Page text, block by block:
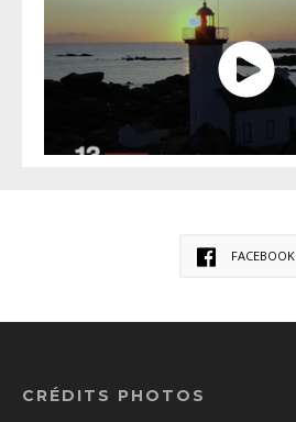
FACEBOOK
CRÉDITS PHOTOS